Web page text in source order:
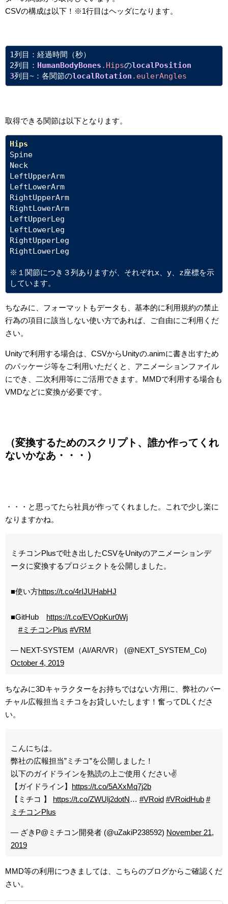
CSVの構成は以下！※1行目はヘッダになります。
1列目：経過時間（秒）
2列目： HumanBodyBones .HipsのlocalPosition
3列目~：各関節のlocalRotation .eulerAngles
取得できる関節は以下となります。
Hips
Spine
Neck
LeftUpperArm
LeftLowerArm
RightUpperArm
RightLowerArm
LeftUpperLeg
LeftLowerLeg
RightUpperLeg
RightLowerLeg
※１関節につき３列ありますが、それぞれx、y、z座標を示
しています。
ちなみに、フォーマットもデータも、基本的に利用規約の禁止
行為の項目に該当しない使い方であれば、ご自由にご利用くだ
さい。
Unityで利用する場合は、CSVからUnityの.animに書き出すため
のパッケージ等をご利用いただくと、アニメーションファイル
にでき、二次利用等にご活用できます。MMDで利用する場合も
VMDなどに変換が必要です。
（変換するためのスクリプト、誰か作ってくれ
ないかなあ・・・）
・・・と思ってたら社員が作ってくれました。これで少し楽に
なりますかね。
ミチコンPlusで吐き出したCSVをUnityのアニメーションデ
ータに変換するプロジェクトを公開しました。
■使い方https://t.co/4rIJUHabHJ
■GitHub https://t.co/EVOpKur0Wj
#ミチコンPlus #VRM
— NEXT-SYSTEM（AI/AR/VR） (@NEXT_SYSTEM_Co)
October 4, 2019
ちなみに3Dキャラクターをお持ちではない方用に、弊社のバー
チャル広報担当ミチコをお貸しいたします！奮ってDLくださ
い。
こんにちは。
弊社の広報担当”ミチコ”を公開しました！
以下のガイドラインを熟読の上ご使用ください✌️
【ガイドライン】 https://t.co/5AXxMq7j2b
【ミチコ 】 https://t.co/ZWUlj2dotN… #VRoid #VRoidHub #
ミチコンPlus
— ざきP@ミチコン開発者 (@uZakiP238592) November 21,
2019
MMD等の利用につきましては、こちらのブログからご確認くだ
さい。